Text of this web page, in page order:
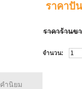
ราคาปั
ราคาร้านข
จำนวน:
คำนิยม